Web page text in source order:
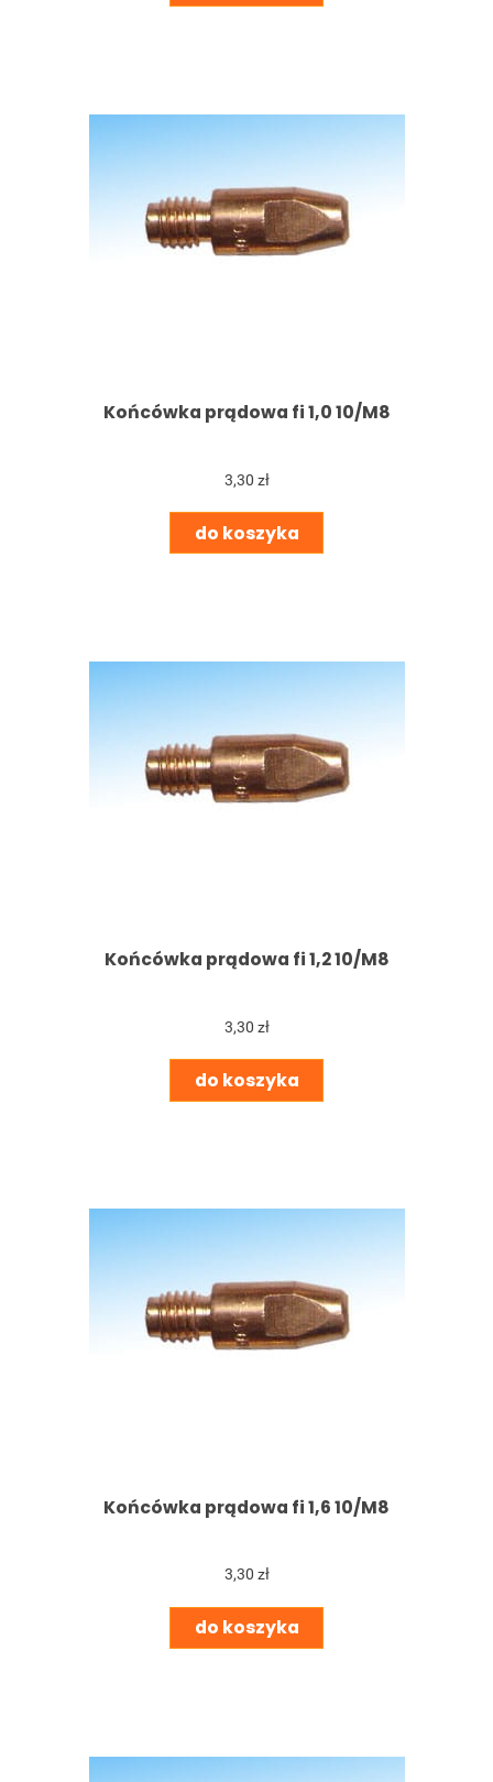
Końcówka prądowa fi 1,0 10/M8
3,30 zł
do koszyka
Końcówka prądowa fi 1,2 10/M8
3,30 zł
do koszyka
Końcówka prądowa fi 1,6 10/M8
3,30 zł
do koszyka